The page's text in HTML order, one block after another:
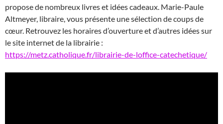
propose de nombreux livres et idées cadeaux. Marie-Paule
Altmeyer, libraire, vous présente une sélection de coups de
cœur. Retrouvez les horaires d’ouverture et d’autres idées sur
le site internet de la librairie :
https://metz.catholique.fr/librairie-de-loffice-catechetique/